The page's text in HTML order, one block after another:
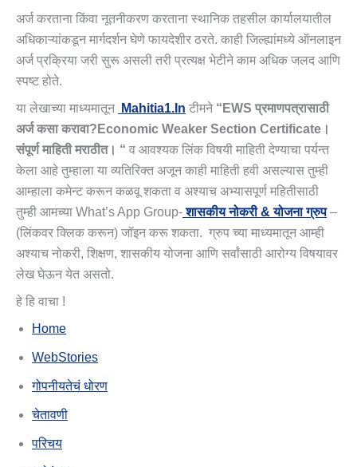
अर्ज करताना किंवा नूतनीकरण करताना स्थानिक तहसील कार्यालयातील
अधिकाऱ्यांकडून मार्गदर्शन घेणे फायदेशीर ठरते. काही जिल्ह्यांमध्ये ऑनलाइन
अर्ज प्रक्रिया जरी सुरू असली तरी प्रत्यक्ष भेटीने काम अधिक जलद आणि
स्पष्ट होते.
या लेखाच्या माध्यमातून Mahitia1.in टीमने “EWS प्रमाणपत्रासाठी
अर्ज कसा करावा?Economic Weaker Section Certificate।
संपूर्ण माहिती मराठीत। “ व आवश्यक लिंक विषयी माहिती देण्याचा पर्यन्त
केला आहे तुम्हाला या व्यतिरिक्त अजून काही माहिती हवी असल्यास तुम्ही
आम्हाला कमेन्ट करून कळवू शकता व अश्याच अभ्यासपूर्ण महितीसाठी
तुम्ही आमच्या What’s App Group-शासकीय नोकरी & योजना ग्रुप–
(लिंकवर क्लिक करून) जॉइन करू शकता. ग्रुप च्या माध्यमातून आम्ही
अश्याच नोकरी, शिक्षण, शासकीय योजना आणि सर्वांसाठी आरोग्य विषयावर
लेख घेऊन येत असतो.
हे हि वाचा !
Home
WebStories
गोपनीयतेचं धोरण
चेतावणी
परिचय